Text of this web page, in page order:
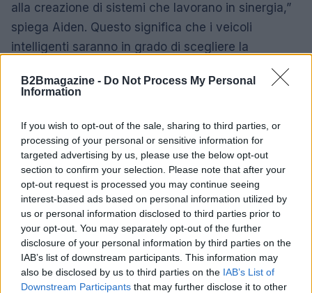
B2Bmagazine - Do Not Process My Personal
Information
If you wish to opt-out of the sale, sharing to third parties, or
processing of your personal or sensitive information for
targeted advertising by us, please use the below opt-out
section to confirm your selection. Please note that after your
opt-out request is processed you may continue seeing
interest-based ads based on personal information utilized by
us or personal information disclosed to third parties prior to
your opt-out. You may separately opt-out of the further
disclosure of your personal information by third parties on the
IAB’s list of downstream participants. This information may
also be disclosed by us to third parties on the IAB’s List of
Downstream Participants that may further disclose it to other
alla creazione di sistemi che lavorano in sinergia,”
spiega Aiden. Questo significa che i veicoli
intelligenti saranno in grado di scegliere la
connessione migliore in base alla posizione e alla
forza del segnale. Non è affascinante pensare a
Inoltre, stanno creando un “data lake” che fornisce
una visione unica e preziosa, non solo per i veicoli,
ma per qualsiasi cosa necessiti di connessione. La
loro ambizione è abilitare nuove possibilità e
migliorare continuamente il modo in cui
“impacchettano” i dati per renderli consumabili e
azionabili. Un futuro davvero entusiasmante, non
credi?